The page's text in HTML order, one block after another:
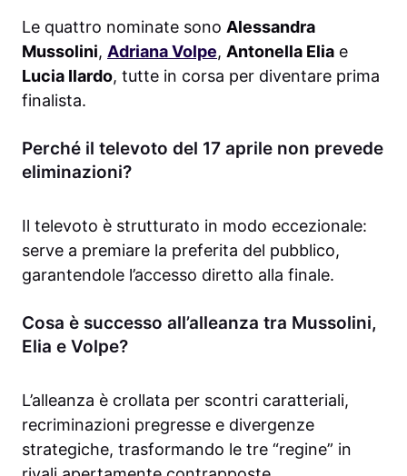
Le quattro nominate sono Alessandra
Mussolini, Adriana Volpe, Antonella Elia e
Lucia Ilardo, tutte in corsa per diventare prima
finalista.
Perché il televoto del 17 aprile non prevede
eliminazioni?
Il televoto è strutturato in modo eccezionale:
serve a premiare la preferita del pubblico,
garantendole l’accesso diretto alla finale.
Cosa è successo all’alleanza tra Mussolini,
Elia e Volpe?
L’alleanza è crollata per scontri caratteriali,
recriminazioni pregresse e divergenze
strategiche, trasformando le tre “regine” in